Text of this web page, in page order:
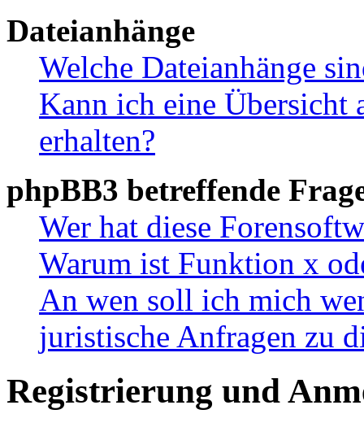
Dateianhänge
Welche Dateianhänge
Kann ich eine Übersicht
erhalten?
phpBB3 betreffende
Wer hat diese
Warum ist Funktion x
An wen soll ich mich
juristische Anfragen zu
Registrierung und